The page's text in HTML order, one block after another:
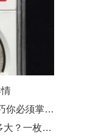
须掌握！
卖多少钱？